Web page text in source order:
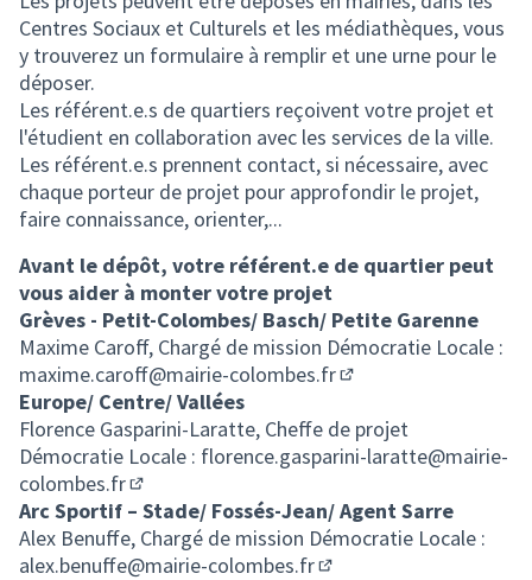
Centres Sociaux et Culturels et les médiathèques, vous
y trouverez un formulaire à remplir et une urne pour le
déposer.
Les référent.e.s de quartiers reçoivent votre projet et
l'étudient en collaboration avec les services de la ville.
Les référent.e.s prennent contact, si nécessaire, avec
chaque porteur de projet pour approfondir le projet,
faire connaissance, orienter,...
Avant le dépôt, votre référent.e de quartier peut
vous aider à monter votre projet
Grèves - Petit-Colombes/ Basch/ Petite Garenne
Maxime Caroff, Chargé de mission Démocratie Locale :
maxime.caroff@mairie-colombes.fr
Europe/ Centre/ Vallées
Florence Gasparini-Laratte, Cheffe de projet
Démocratie Locale : florence.gasparini-laratte@mairie-
colombes.fr
(S'ouvre dans un nouvel onglet)
Arc Sportif – Stade/ Fossés-Jean/ Agent Sarre
Alex Benuffe, Chargé de mission Démocratie Locale :
alex.benuffe@mairie-colombes.fr